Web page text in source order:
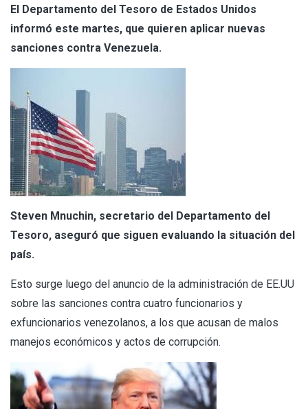
El Departamento del Tesoro de Estados Unidos
informó este martes, que quieren aplicar nuevas
sanciones contra Venezuela.
Steven Mnuchin, secretario del Departamento del
Tesoro, aseguró que siguen evaluando la situación del
país.
Esto surge luego del anuncio de la administración de EE.UU
sobre las sanciones contra cuatro funcionarios y
exfuncionarios venezolanos, a los que acusan de malos
manejos económicos y actos de corrupción.